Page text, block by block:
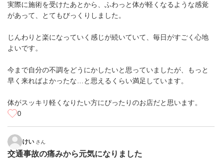
実際に施術を受けたあとから、ふわっと体が軽くなるような感覚
があって、とてもびっくりしました。
じんわりと楽になっていく感じが続いていて、毎日がすごく心地
よいです。
今まで自分の不調をどうにかしたいと思っていましたが、もっと
早く来ればよかったな…と思えるくらい満足しています。
体がスッキリ軽くなりたい方にぴったりのお店だと思います。
0
けい さん
交通事故の痛みから元気になりました